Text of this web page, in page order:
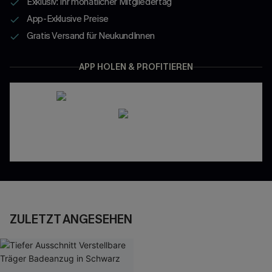
App-Exklusive Preise
Gratis Versand für NeukundInnen
APP HOLEN & PROFITIEREN
ZULETZT ANGESEHEN